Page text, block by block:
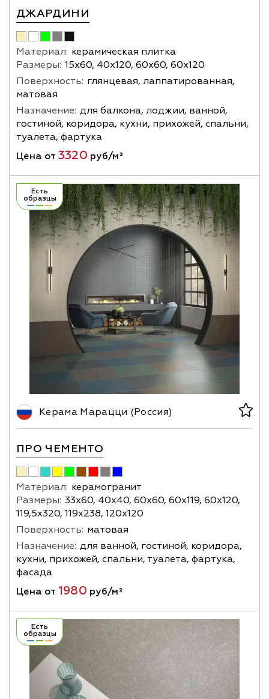
ДЖАРДИНИ
Материал: керамическая плитка
Размеры: 15х60, 40х120, 60х60, 60х120
Поверхность: глянцевая, лаппатированная,
матовая
Назначение: для балкона, лоджии, ванной,
гостиной, коридора, кухни, прихожей, спальни,
туалета, фартука
Цена от 3320 руб/м²
Есть
образцы
Керама Марацци (Россия)
ПРО ЧЕМЕНТО
Материал: керамогранит
Размеры: 33х60, 40х40, 60х60, 60х119, 60х120,
119,5х320, 119х238, 120х120
Поверхность: матовая
Назначение: для ванной, гостиной, коридора,
кухни, прихожей, спальни, туалета, фартука,
фасада
Цена от 1980 руб/м²
Есть
образцы